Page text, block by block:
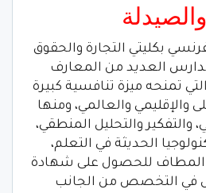
بكليتي التجارة والحقوق
العديد من المعارف
تمنحه ميزة تنافسية كبيرة
والعالمي، ومنها
والتفكير والتحليل المنطقي،
الحديثة في التعلم،
المطاف للحصول على شهادة
في التخصص من الجانب